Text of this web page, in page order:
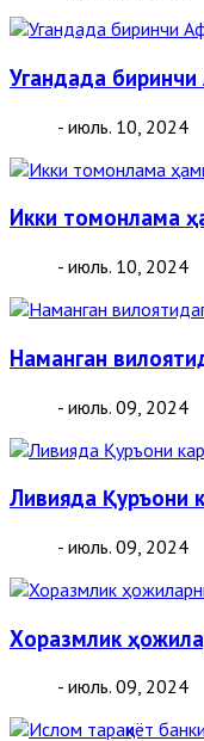
Угандада биринчи
- июль. 10, 2024
Икки томонлама
- июль. 10, 2024
Наманган
- июль. 09, 2024
Ливияда Қуръони
- июль. 09, 2024
Хоразмлик
- июль. 09, 2024